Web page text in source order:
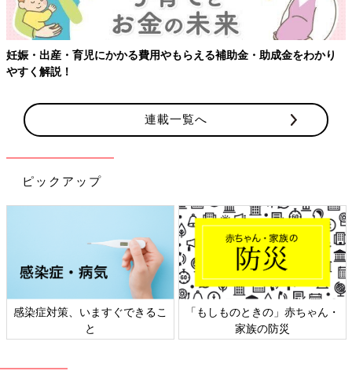
妊娠・出産・育児にかかる費用やもらえる補助金・助成金をわかり
やすく解説！
連載一覧へ
ピックアップ
感染症対策、いますぐできるこ
と
「もしものときの」赤ちゃん・
家族の防災